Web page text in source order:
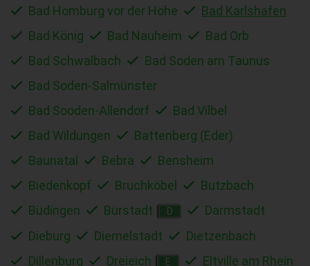
Bad Homburg vor der Höhe
Bad Karlshafen
Bad König
Bad Nauheim
Bad Orb
Bad Schwalbach
Bad Soden am Taunus
Bad Soden-Salmünster
Bad Sooden-Allendorf
Bad Vilbel
Bad Wildungen
Battenberg (Eder)
Baunatal
Bebra
Bensheim
Biedenkopf
Bruchköbel
Butzbach
Büdingen
Bürstadt D
Darmstadt
Dieburg
Diemelstadt
Dietzenbach
Dillenburg
Dreieich E
Eltville am Rhein